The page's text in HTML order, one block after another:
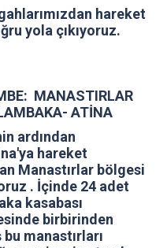
hareket
yola çıkıyoruz.
MANASTIRLAR
ATİNA
ardından
hareket
Manastırlar bölgesi
. İçinde 24 adet
kasabası
birbirinden
manastırları